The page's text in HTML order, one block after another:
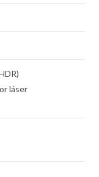
láser